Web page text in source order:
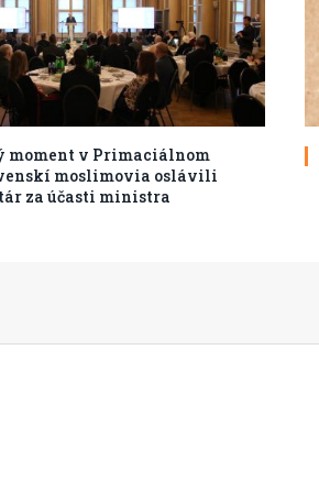
moment v Primaciálnom
moslimovia oslávili
za účasti ministra